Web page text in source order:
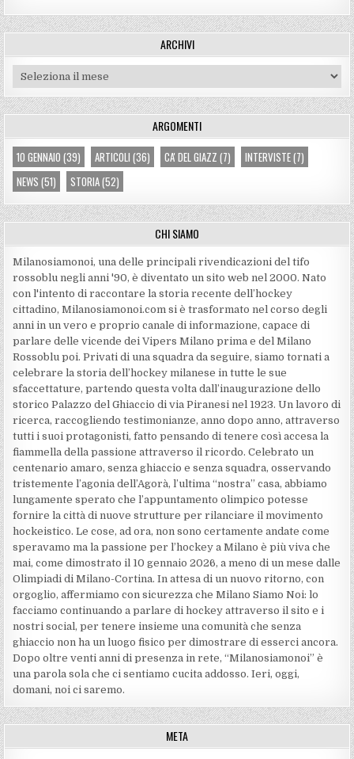
ARCHIVI
Archivi
ARGOMENTI
10 GENNAIO (39) ARTICOLI (36) CA' DEL GIAZZ (7) INTERVISTE(7)
NEWS (51) STORIA(52)
CHI SIAMO
Milanosiamonoi, una delle principali rivendicazioni del tifo
rossoblu negli anni '90, è diventato un sito web nel 2000. Nato
con l'intento di raccontare la storia recente dell’hockey
cittadino, Milanosiamonoi.com si è trasformato nel corso degli
anni in un vero e proprio canale di informazione, capace di
parlare delle vicende dei Vipers Milano prima e del Milano
Rossoblu poi. Privati di una squadra da seguire, siamo tornati a
celebrare la storia dell’hockey milanese in tutte le sue
sfaccettature, partendo questa volta dall’inaugurazione dello
storico Palazzo del Ghiaccio di via Piranesi nel 1923. Un lavoro di
ricerca, raccogliendo testimonianze, anno dopo anno, attraverso
tutti i suoi protagonisti, fatto pensando di tenere così accesa la
fiammella della passione attraverso il ricordo. Celebrato un
centenario amaro, senza ghiaccio e senza squadra, osservando
tristemente l’agonia dell’Agorà, l’ultima “nostra” casa, abbiamo
lungamente sperato che l’appuntamento olimpico potesse
fornire la città di nuove strutture per rilanciare il movimento
hockeistico. Le cose, ad ora, non sono certamente andate come
speravamo ma la passione per l’hockey a Milano è più viva che
mai, come dimostrato il 10 gennaio 2026, a meno di un mese dalle
Olimpiadi di Milano-Cortina. In attesa di un nuovo ritorno, con
orgoglio, affermiamo con sicurezza che Milano Siamo Noi: lo
facciamo continuando a parlare di hockey attraverso il sito e i
nostri social, per tenere insieme una comunità che senza
ghiaccio non ha un luogo fisico per dimostrare di esserci ancora.
Dopo oltre venti anni di presenza in rete, “Milanosiamonoi” è
una parola sola che ci sentiamo cucita addosso. Ieri, oggi,
domani, noi ci saremo.
META